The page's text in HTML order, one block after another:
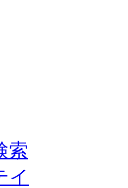
索
イ